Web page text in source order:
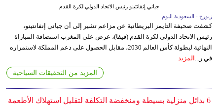
جياني إنفانتينو رئيس الاتحاد الدولي لكرة القدم
زيورخ - السعودية اليوم
كشفت صحيفة التايمز البريطانية عن مزاعم تشير إلى أن جياني إنفانتينو،
رئيس الاتحاد الدولي لكرة القدم (فيفا)، عرض على المغرب استضافة المباراة
النهائية لبطولة كأس العالم 2030، مقابل الحصول على دعم المملكة لاستمراره
في ر...
المزيد
المزيد من التحقيقات السياحية
6 بدائل منزلية بسيطة ومنخفضة التكلفة لتقليل استهلاك الأطعمة